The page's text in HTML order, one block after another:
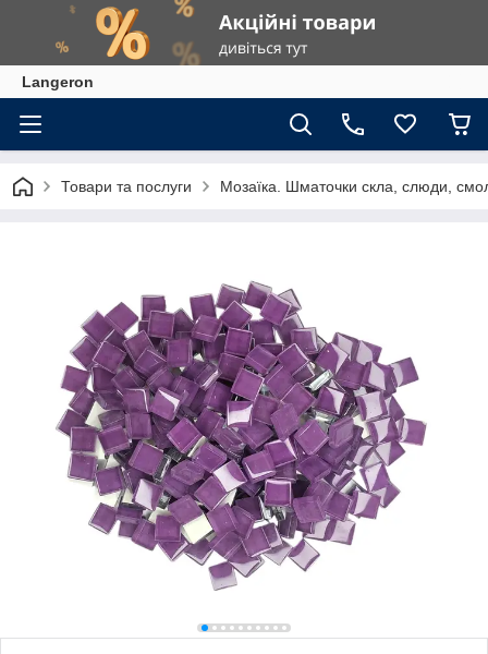
Langeron
Товари та послуги Мозаїка. Шматочки скла, слюди,